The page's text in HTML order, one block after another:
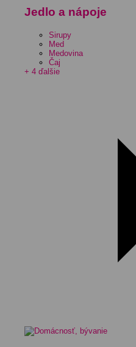
Jedlo a nápoje
Sirupy
Med
Medovina
Čaj
+ 4 ďalšie